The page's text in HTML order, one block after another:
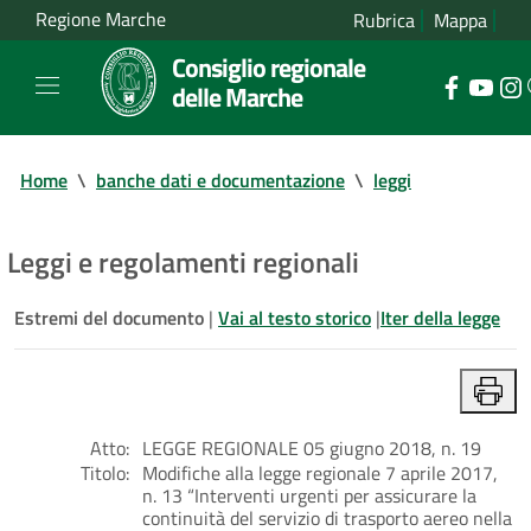
Regione Marche Rubrica Mappa
Consiglio regionale
delle Marche
Home \ banche dati e documentazione \ leggi
Leggi e regolamenti regionali
Estremi del documento | Vai al testo storico |Iter della legge
Atto: LEGGE REGIONALE 05 giugno 2018, n. 19
Titolo: Modifiche alla legge regionale 7 aprile 2017,
n. 13 “Interventi urgenti per assicurare la
continuità del servizio di trasporto aereo nella